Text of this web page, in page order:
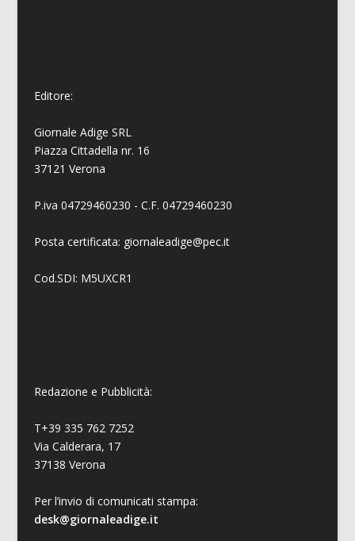
Editore:
Giornale Adige SRL
Piazza Cittadella nr. 16
37121 Verona
P.iva 04729460230 - C.F. 04729460230
Posta certificata: giornaleadige@pec.it
Cod.SDI: M5UXCR1
Redazione e Pubblicità:
T+39 335 762 7252
Via Calderara, 17
37138 Verona
Per l’invio di comunicati stampa:
desk@giornaleadige.it